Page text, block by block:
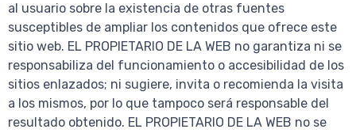
al usuario sobre la existencia de otras fuentes
susceptibles de ampliar los contenidos que ofrece este
sitio web. EL PROPIETARIO DE LA WEB no garantiza ni se
responsabiliza del funcionamiento o accesibilidad de los
sitios enlazados; ni sugiere, invita o recomienda la visita
a los mismos, por lo que tampoco será responsable del
resultado obtenido. EL PROPIETARIO DE LA WEB no se